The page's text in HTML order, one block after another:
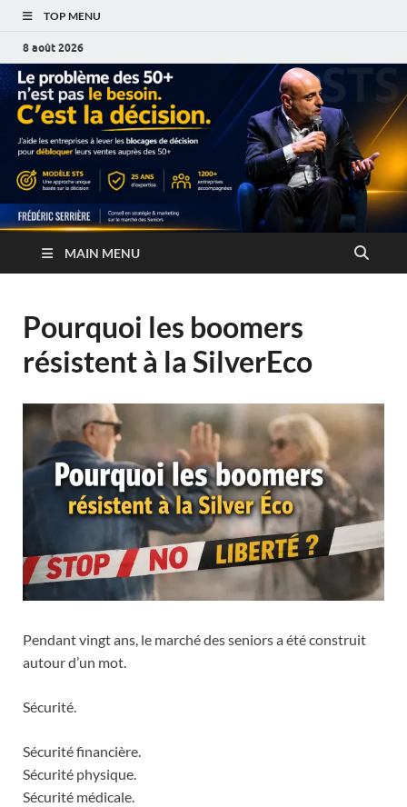
TOP MENU
8 août 2026
MAIN MENU
Pourquoi les boomers
résistent à la SilverEco
Pendant vingt ans, le marché des seniors a été construit
autour d’un mot.
Sécurité.
Sécurité financière.
Sécurité physique.
Sécurité médicale.